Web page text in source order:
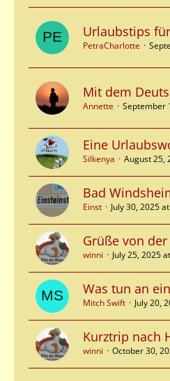
Urlaubstips
PetraCharlotte
Mit dem
Annette September
Eine
Silkenya August 25,
Bad
Einst July 30, 2025
Grüße von
winni July 25, 2025
Was tun an
Mitch Swift July 20,
Kurztrip nach
winni October 30,